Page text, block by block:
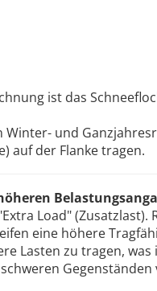
ist das
Winter- und
auf der Flanke tragen.
Load"
eine höhere
Lasten zu tragen,
Gegenständen